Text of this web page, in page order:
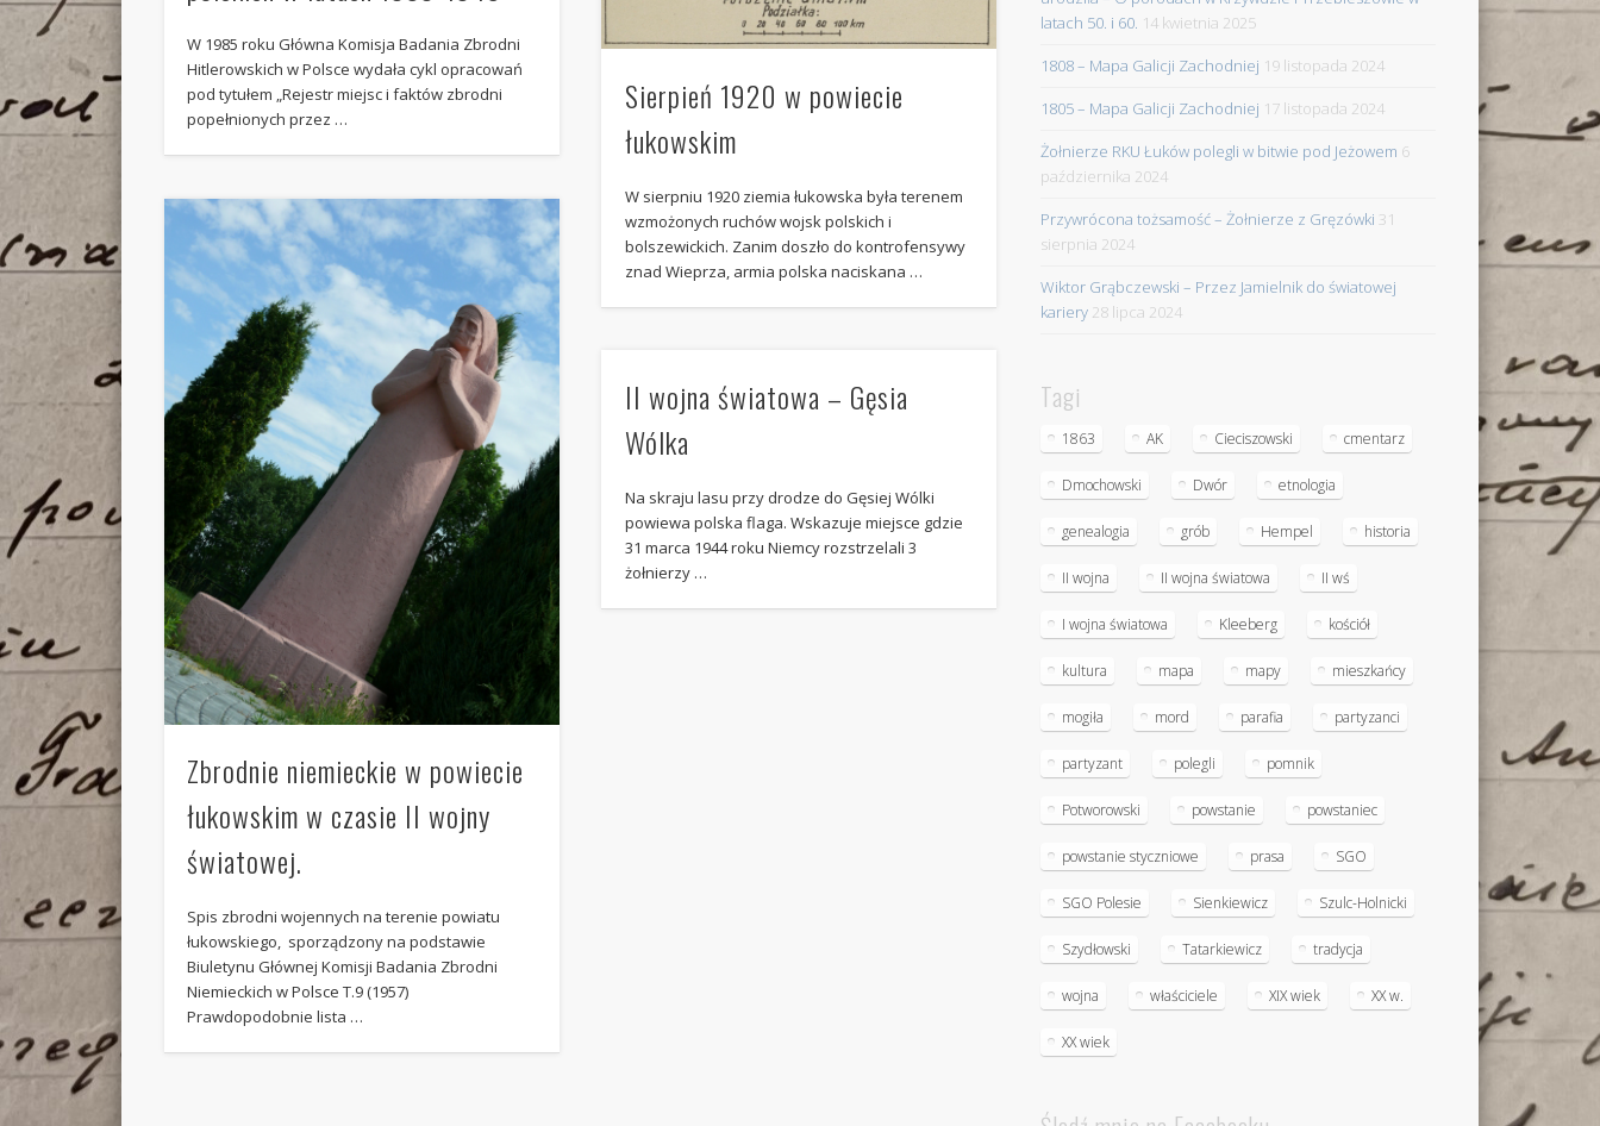
W 1985 roku Główna Komisja Badania Zbrodni
Hitlerowskich w Polsce wydała cykl opracowań
pod tytułem „Rejestr miejsc i faktów zbrodni
popełnionych przez …
Sierpień 1920 w powiecie
łukowskim
W sierpniu 1920 ziemia łukowska była terenem
wzmożonych ruchów wojsk polskich i
bolszewickich. Zanim doszło do kontrofensywy
znad Wieprza, armia polska naciskana …
Zbrodnie niemieckie w powiecie
łukowskim w czasie II wojny
światowej.
Spis zbrodni wojennych na terenie powiatu
łukowskiego, sporządzony na podstawie
Biuletynu Głównej Komisji Badania Zbrodni
Niemieckich w Polsce T.9 (1957)
Prawdopodobnie lista …
II wojna światowa – Gęsia
Wólka
Na skraju lasu przy drodze do Gęsiej Wólki
powiewa polska flaga. Wskazuje miejsce gdzie
31 marca 1944 roku Niemcy rozstrzelali 3
żołnierzy …
latach 50. i 60. 14 kwietnia 2025
1808 – Mapa Galicji Zachodniej 19 listopada 2024
1805 – Mapa Galicji Zachodniej 17 listopada 2024
Żołnierze RKU Łuków polegli w bitwie pod Jeżowem 6
października 2024
Przywrócona tożsamość – Żołnierze z Gręzówki 31
sierpnia 2024
Wiktor Grąbczewski – Przez Jamielnik do światowej
kariery 28 lipca 2024
Tagi
1863 AK Cieciszowski cmentarz
Dmochowski Dwór etnologia
genealogia grób Hempel historia
II wojna II wojna światowa II wś
I wojna światowa Kleeberg kościół
kultura mapa mapy mieszkańcy
mogiła mord parafia partyzanci
partyzant polegli pomnik
Potworowski powstanie powstaniec
powstanie styczniowe prasa SGO
SGO Polesie Sienkiewicz Szulc-Holnicki
Szydłowski Tatarkiewicz tradycja
wojna właściciele XIX wiek XX w.
XX wiek